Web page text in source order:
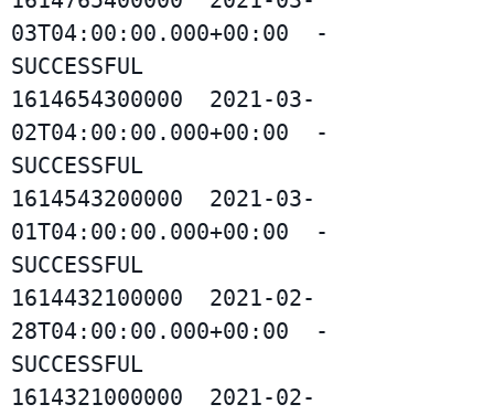
03T04:00:00.000+00:00  -
SUCCESSFUL
1614654300000  2021-03-
02T04:00:00.000+00:00  -
SUCCESSFUL
1614543200000  2021-03-
01T04:00:00.000+00:00  -
SUCCESSFUL
1614432100000  2021-02-
28T04:00:00.000+00:00  -
SUCCESSFUL
1614321000000  2021-02-